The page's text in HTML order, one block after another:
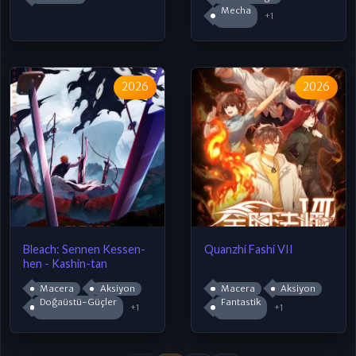
Mecha
+1
2026
Bleach: Sennen Kessen-
hen - Kashin-tan
Macera
Aksiyon
Doğaüstü-Güçler
+1
2026
Quanzhi Fashi VII
Macera
Aksiyon
Fantastik
+1